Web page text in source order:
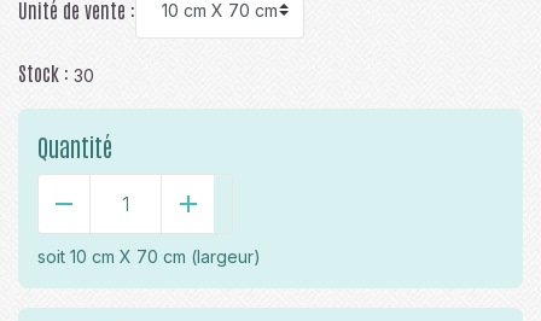
Unité de vente :
Stock : 30
Quantité
- +
soit 10 cm X 70 cm (largeur)